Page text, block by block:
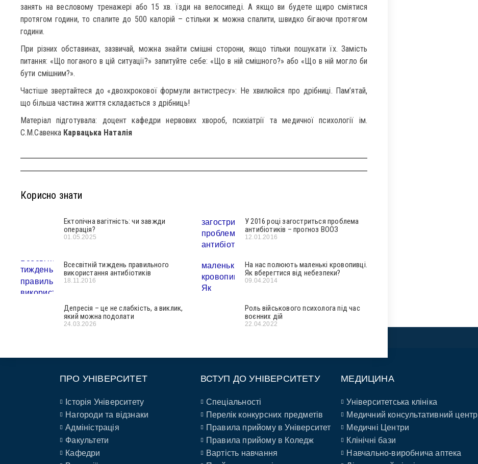
занять на весловому тренажері або 15 хв. їзди на велосипеді. А якщо ви будете щиро сміятися
протягом години, то спалите до 500 калорій – стільки ж можна спалити, швидко бігаючи протягом
години.
При різних обставинах, зазвичай, можна знайти смішні сторони, якщо тільки пошукати їх. Замість
питання: «Що поганого в цій ситуації?» запитуйте себе: «Що в ній смішного?» або «Що в ній могло би
бути смішним?».
Частіше звертайтеся до «двохкрокової формули антистресу»: Не хвилюйся про дрібниці. Пам’ятай,
що більша частина життя складається з дрібниць!
Матеріал підготувала: доцент кафедри нервових хвороб, психіатрії та медичної психології ім.
С.М.Савенка Карвацька Наталія
Корисно знати
Ектопічна вагітність: чи завжди
операція?
01.05.2025
У 2016 році загостриться проблема
антибіотиків – прогноз ВООЗ
12.01.2016
Всесвітній тиждень правильного
використання антибіотиків
18.11.2016
На нас полюють маленькі кровопивці.
Як вберегтися від небезпеки?
09.04.2014
Депресія – це не слабкість, а виклик,
який можна подолати
24.03.2026
Роль військового психолога під час
воєнних дій
22.04.2022
ПРО УНІВЕРСИТЕТ
Історія Університету
Нагороди та відзнаки
Адміністрація
Факультети
Кафедри
ВСТУП ДО УНІВЕРСИТЕТУ
Спеціальності
Перелік конкурсних предметів
Правила прийому в Університет
Правила прийому в Коледж
Вартість навчання
МЕДИЦИНА
Університетська клініка
Медичний консультативний центр
Медичні Центри
Клінічні бази
Навчально-виробнича аптека